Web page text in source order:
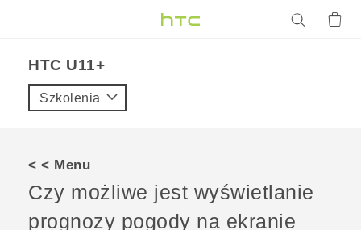
VIVE
VIVERSE
HTC U11+‎
Szkolenia
< < Menu
Czy możliwe jest wyświetlanie
prognozy pogody na ekranie